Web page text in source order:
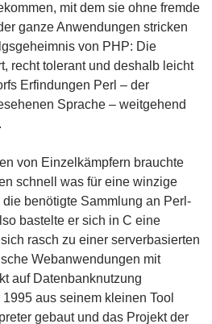
mit dem sie ohne fremde
ganze Anwendungen stricken
von PHP: Die
recht tolerant und deshalb leicht
Erfindungen Perl – der
Sprache – weitgehend
von Einzelkämpfern brauchte
schnell was für eine winzige
benötigte Sammlung an Perl-
bastelte er sich in C eine
rasch zu einer serverbasierten
Webanwendungen mit
auf Datenbanknutzung
aus seinem kleinen Tool
gebaut und das Projekt der